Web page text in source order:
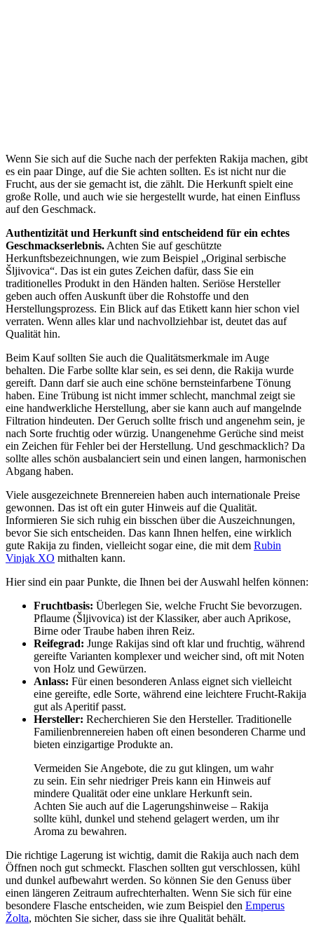
Wenn Sie sich auf die Suche nach der perfekten Rakija machen, gibt
es ein paar Dinge, auf die Sie achten sollten. Es ist nicht nur die
Frucht, aus der sie gemacht ist, die zählt. Die Herkunft spielt eine
große Rolle, und auch wie sie hergestellt wurde, hat einen Einfluss
auf den Geschmack.
Authentizität und Herkunft sind entscheidend für ein echtes
Geschmackserlebnis.Achten Sie auf geschützte
Herkunftsbezeichnungen, wie zum Beispiel „Original serbische
Šljivovica“. Das ist ein gutes Zeichen dafür, dass Sie ein
traditionelles Produkt in den Händen halten. Seriöse Hersteller
geben auch offen Auskunft über die Rohstoffe und den
Herstellungsprozess. Ein Blick auf das Etikett kann hier schon viel
verraten. Wenn alles klar und nachvollziehbar ist, deutet das auf
Qualität hin.
Beim Kauf sollten Sie auch die Qualitätsmerkmale im Auge
behalten. Die Farbe sollte klar sein, es sei denn, die Rakija wurde
gereift. Dann darf sie auch eine schöne bernsteinfarbene Tönung
haben. Eine Trübung ist nicht immer schlecht, manchmal zeigt sie
eine handwerkliche Herstellung, aber sie kann auch auf mangelnde
Filtration hindeuten. Der Geruch sollte frisch und angenehm sein, je
nach Sorte fruchtig oder würzig. Unangenehme Gerüche sind meist
ein Zeichen für Fehler bei der Herstellung. Und geschmacklich? Da
sollte alles schön ausbalanciert sein und einen langen, harmonischen
Abgang haben.
Viele ausgezeichnete Brennereien haben auch internationale Preise
gewonnen. Das ist oft ein guter Hinweis auf die Qualität.
Informieren Sie sich ruhig ein bisschen über die Auszeichnungen,
bevor Sie sich entscheiden. Das kann Ihnen helfen, eine wirklich
gute Rakija zu finden, vielleicht sogar eine, die mit dem Rubin
Vinjak XO mithalten kann.
Hier sind ein paar Punkte, die Ihnen bei der Auswahl helfen können:
Fruchtbasis: Überlegen Sie, welche Frucht Sie bevorzugen.
Pflaume (Šljivovica) ist der Klassiker, aber auch Aprikose,
Birne oder Traube haben ihren Reiz.
Reifegrad: Junge Rakijas sind oft klar und fruchtig, während
gereifte Varianten komplexer und weicher sind, oft mit Noten
von Holz und Gewürzen.
Anlass: Für einen besonderen Anlass eignet sich vielleicht
eine gereifte, edle Sorte, während eine leichtere Frucht-Rakija
gut als Aperitif passt.
Hersteller: Recherchieren Sie den Hersteller. Traditionelle
Familienbrennereien haben oft einen besonderen Charme und
bieten einzigartige Produkte an.
Vermeiden Sie Angebote, die zu gut klingen, um wahr
zu sein. Ein sehr niedriger Preis kann ein Hinweis auf
mindere Qualität oder eine unklare Herkunft sein.
Achten Sie auch auf die Lagerungshinweise – Rakija
sollte kühl, dunkel und stehend gelagert werden, um ihr
Aroma zu bewahren.
Die richtige Lagerung ist wichtig, damit die Rakija auch nach dem
Öffnen noch gut schmeckt. Flaschen sollten gut verschlossen, kühl
und dunkel aufbewahrt werden. So können Sie den Genuss über
einen längeren Zeitraum aufrechterhalten. Wenn Sie sich für eine
besondere Flasche entscheiden, wie zum Beispiel den Emperus
Žolta, möchten Sie sicher, dass sie ihre Qualität behält.